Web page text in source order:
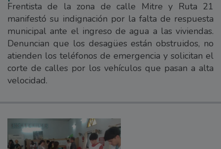
Frentista de la zona de calle Mitre y Ruta 21
manifestó su indignación por la falta de respuesta
municipal ante el ingreso de agua a las viviendas.
Denuncian que los desagües están obstruidos, no
atienden los teléfonos de emergencia y solicitan el
corte de calles por los vehículos que pasan a alta
velocidad.